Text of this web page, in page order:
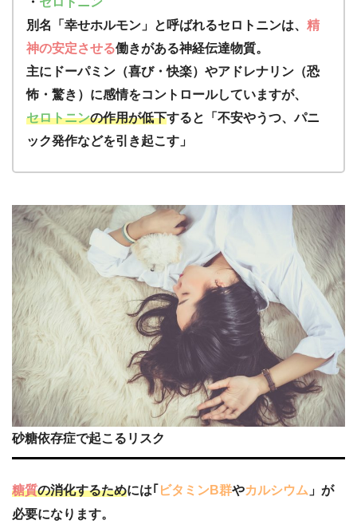
別名「幸せホルモン」と呼ばれるセロトニンは、 精
神の安定させる働きがある神経伝達物質。
主にドーパミン（喜び・快楽）やアドレナリン（恐
怖・驚き）に感情をコントロールしていますが、
セロトニンの作用が低下すると「不安やうつ、パニ
ック発作などを引き起こす」
砂糖依存症で起こるリスク
糖質の消化するためには｢ ビタミンB群やカルシウム 」が
必要になります。